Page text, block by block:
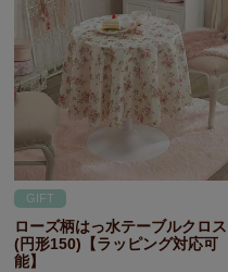
GIFT
ローズ柄はっ水テーブルクロス
(円形150)【ラッピング対応可
能】